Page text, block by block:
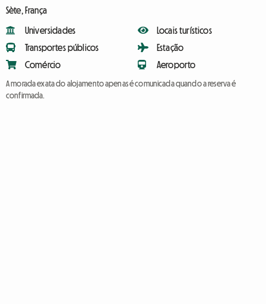
Sète, França
Universidades
Transportes públicos
Comércio
Locais turísticos
Estação
Aeroporto
A morada exata do alojamento apenas é comunicada quando a reserva é
confirmada.